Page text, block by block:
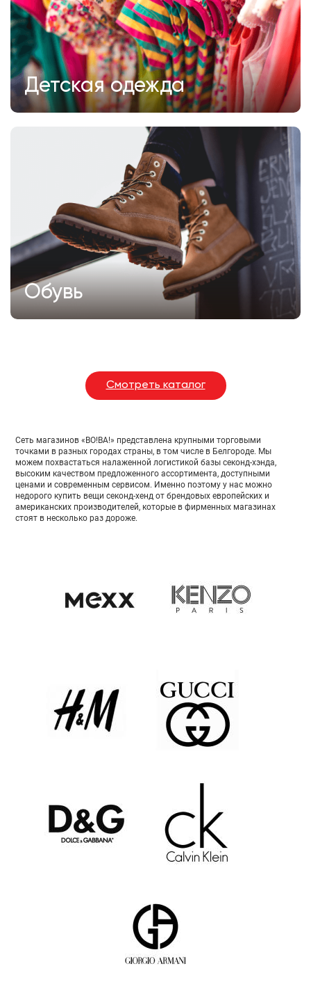
Детская одежда
Обувь
Смотреть каталог
Сеть магазинов «ВО!ВА!» представлена крупными торговыми
точками в разных городах страны, в том числе в Белгороде. Мы
можем похвастаться налаженной логистикой базы секонд-хэнда,
высоким качеством предложенного ассортимента, доступными
ценами и современным сервисом. Именно поэтому у нас можно
недорого купить вещи секонд-хенд от брендовых европейских и
американских производителей, которые в фирменных магазинах
стоят в несколько раз дороже.